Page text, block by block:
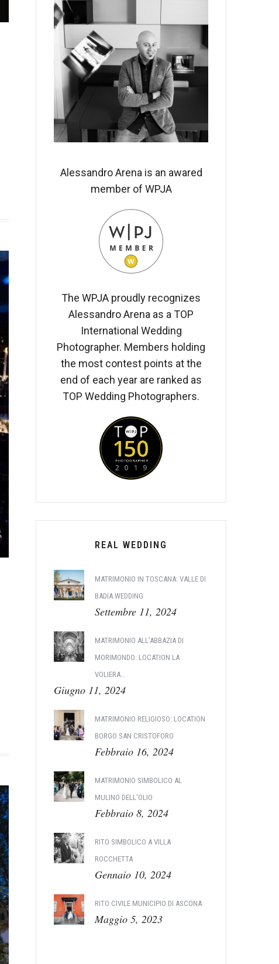
Alessandro Arena is an awared
member of WPJA
The WPJA proudly recognizes
Alessandro Arena as a TOP
International Wedding
Photographer. Members holding
the most contest points at the
end of each year are ranked as
TOP Wedding Photographers.
REAL WEDDING
MATRIMONIO IN TOSCANA: VALLE DI
BADIA WEDDING
Settembre 11, 2024
MATRIMONIO ALL’ABBAZIA DI
MORIMONDO: LOCATION LA
VOLIERA...
Giugno 11, 2024
MATRIMONIO RELIGIOSO: LOCATION
BORGO SAN CRISTOFORO
Febbraio 16, 2024
MATRIMONIO SIMBOLICO AL
MULINO DELL'OLIO
Febbraio 8, 2024
RITO SIMBOLICO A VILLA
ROCCHETTA
Gennaio 10, 2024
RITO CIVILE MUNICIPIO DI ASCONA
Maggio 5, 2023